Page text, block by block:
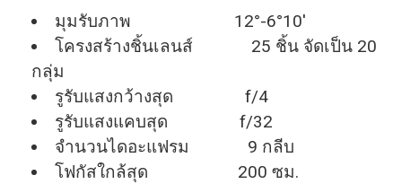
มุมรับภาพ 12°-6°10′
โครงสร้างชิ้นเลนส์ 25 ชิ้น จัดเป็น 20
กลุ่ม
รูรับแสงกว้างสุด f/4
รูรับแสงแคบสุด f/32
จำนวนไดอะแฟรม 9 กลีบ
โฟกัสใกล้สุด 200 ซม.